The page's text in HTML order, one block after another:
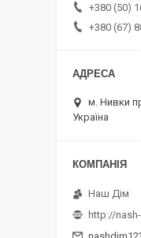
+380 (50)
+380 (67)
м. Нивки
Україна
Наш Дім
http://